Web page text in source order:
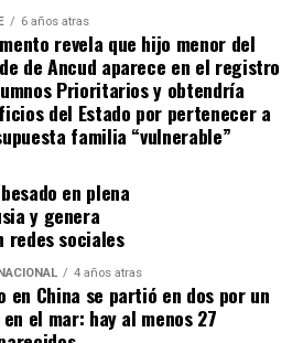
6 años atras
revela que hijo menor del
de Ancud aparece en el registro
Prioritarios y obtendría
del Estado por pertenecer a
familia “vulnerable”
en plena
y genera
redes sociales
4 años atras
en China se partió en dos por un
el mar: hay al menos 27